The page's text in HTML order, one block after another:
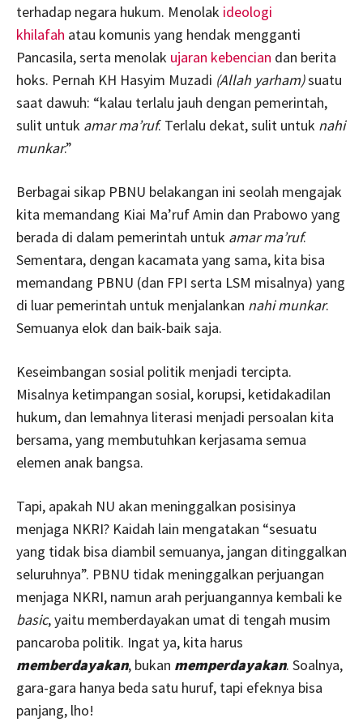
terhadap negara hukum. Menolak ideologi
khilafah atau komunis yang hendak mengganti
Pancasila, serta menolak ujaran kebencian dan berita
hoks. Pernah KH Hasyim Muzadi (Allah yarham)suatu
saat dawuh: “kalau terlalu jauh dengan pemerintah,
sulit untuk amar ma’ruf. Terlalu dekat, sulit untuk nahi
munkar.”
Berbagai sikap PBNU belakangan ini seolah mengajak
kita memandang Kiai Ma’ruf Amin dan Prabowo yang
berada di dalam pemerintah untuk amar ma’ruf.
Sementara, dengan kacamata yang sama, kita bisa
memandang PBNU (dan FPI serta LSM misalnya) yang
di luar pemerintah untuk menjalankan nahi munkar.
Semuanya elok dan baik-baik saja.
Keseimbangan sosial politik menjadi tercipta.
Misalnya ketimpangan sosial, korupsi, ketidakadilan
hukum, dan lemahnya literasi menjadi persoalan kita
bersama, yang membutuhkan kerjasama semua
elemen anak bangsa.
Tapi, apakah NU akan meninggalkan posisinya
menjaga NKRI? Kaidah lain mengatakan “sesuatu
yang tidak bisa diambil semuanya, jangan ditinggalkan
seluruhnya”. PBNU tidak meninggalkan perjuangan
menjaga NKRI, namun arah perjuangannya kembali ke
basic, yaitu memberdayakan umat di tengah musim
pancaroba politik. Ingat ya, kita harus
memberdayakan, bukan memperdayakan. Soalnya,
gara-gara hanya beda satu huruf, tapi efeknya bisa
panjang, lho!